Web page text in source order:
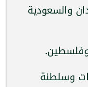
والسعودية
وسلطنة